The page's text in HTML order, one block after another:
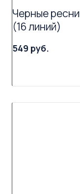
Черные
(16 линий)
549 руб.